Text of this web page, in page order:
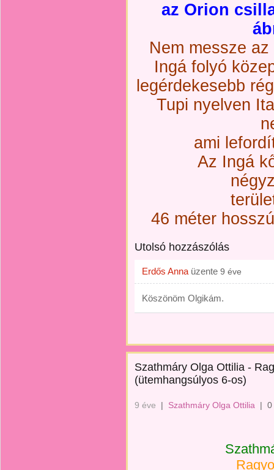
az Orion
Nem messze
Ingá folyó
legérdekesebb
Tupi nyelven
ami
Az Ingá
46 méter
Utolsó hozzászólás
Erdős Anna üzente 9 éve
Köszönöm Olgikám.
Szathmáry Olga Ottilia -
(ütemhangsúlyos 6-os)
9 éve | Szathmáry Olga Ottilia | 0